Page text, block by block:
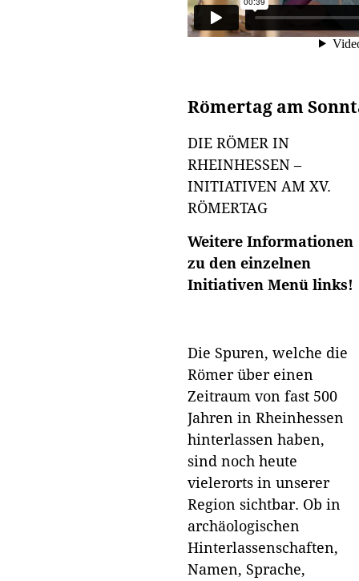
Römertag am
DIE RÖMER IN
RHEINHESSEN –
INITIATIVEN AM XV.
RÖMERTAG
Weitere Informationen
zu den einzelnen
Initiativen Menü links!
Die Spuren, welche die
Römer über einen
Zeitraum von fast 500
Jahren in Rheinhessen
hinterlassen haben,
sind noch heute
vielerorts in unserer
Region sichtbar. Ob in
archäologischen
Hinterlassenschaften,
Namen, Sprache,